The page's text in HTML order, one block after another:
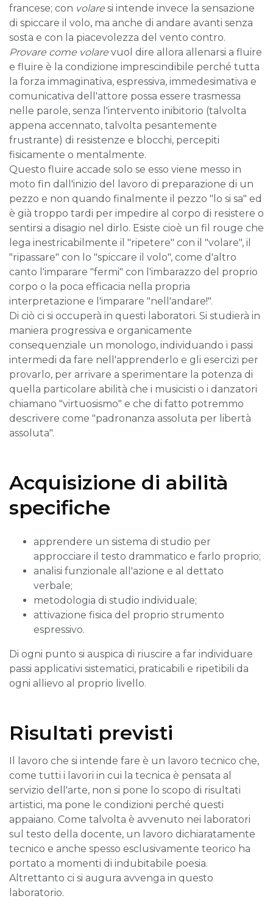
francese; con volare si intende invece la sensazione
di spiccare il volo, ma anche di andare avanti senza
sosta e con la piacevolezza del vento contro.
Provare come volare vuol dire allora allenarsi a fluire
e fluire è la condizione imprescindibile perché tutta
la forza immaginativa, espressiva, immedesimativa e
comunicativa dell'attore possa essere trasmessa
nelle parole, senza l'intervento inibitorio (talvolta
appena accennato, talvolta pesantemente
frustrante) di resistenze e blocchi, percepiti
fisicamente o mentalmente.
Questo fluire accade solo se esso viene messo in
moto fin dall'inizio del lavoro di preparazione di un
pezzo e non quando finalmente il pezzo "lo si sa" ed
è già troppo tardi per impedire al corpo di resistere o
sentirsi a disagio nel dirlo. Esiste cioè un fil rouge che
lega inestricabilmente il "ripetere" con il "volare", il
"ripassare" con lo "spiccare il volo", come d'altro
canto l'imparare "fermi" con l'imbarazzo del proprio
corpo o la poca efficacia nella propria
interpretazione e l'imparare "nell'andare!".
Di ciò ci si occuperà in questi laboratori. Si studierà in
maniera progressiva e organicamente
consequenziale un monologo, individuando i passi
intermedi da fare nell'apprenderlo e gli esercizi per
provarlo, per arrivare a sperimentare la potenza di
quella particolare abilità che i musicisti o i danzatori
chiamano "virtuosismo" e che di fatto potremmo
descrivere come "padronanza assoluta per libertà
assoluta".
Acquisizione di abilità
specifiche
apprendere un sistema di studio per
approcciare il testo drammatico e farlo proprio;
analisi funzionale all'azione e al dettato
verbale;
metodologia di studio individuale;
attivazione fisica del proprio strumento
espressivo.
Di ogni punto si auspica di riuscire a far individuare
passi applicativi sistematici, praticabili e ripetibili da
ogni allievo al proprio livello.
Risultati previsti
Il lavoro che si intende fare è un lavoro tecnico che,
come tutti i lavori in cui la tecnica è pensata al
servizio dell'arte, non si pone lo scopo di risultati
artistici, ma pone le condizioni perché questi
appaiano. Come talvolta è avvenuto nei laboratori
sul testo della docente, un lavoro dichiaratamente
tecnico e anche spesso esclusivamente teorico ha
portato a momenti di indubitabile poesia.
Altrettanto ci si augura avvenga in questo
laboratorio.